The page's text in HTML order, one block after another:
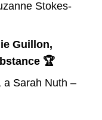
Stokes-
Guillon,
🏆
a Sarah Nuth –